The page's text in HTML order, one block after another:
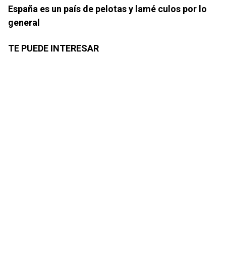
España es un país de pelotas y lamé culos por lo
general
TE PUEDE INTERESAR